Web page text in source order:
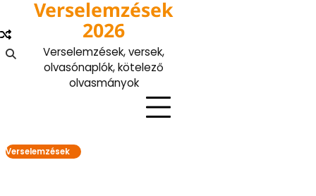
content
Verselemzések
2026
Verselemzések, versek,
olvasónaplók, kötelező
olvasmányok
Verselemzések